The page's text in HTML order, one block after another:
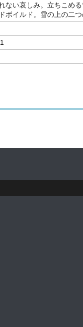
ない哀しみ。立ちこめ
ボイルド。雪の上の二